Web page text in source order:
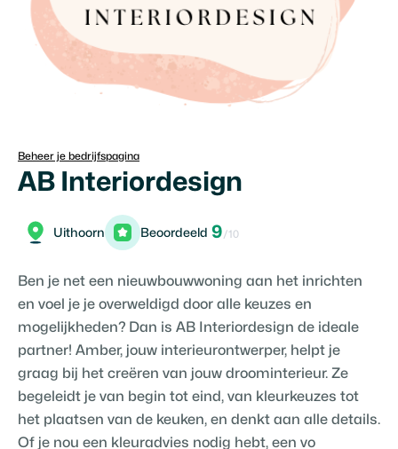
Beheer je bedrijfspagina
AB Interiordesign
Uithoorn Beoordeeld 9/10
Ben je net een nieuwbouwwoning aan het inrichten
en voel je je overweldigd door alle keuzes en
mogelijkheden? Dan is AB Interiordesign de ideale
partner! Amber, jouw interieurontwerper, helpt je
graag bij het creëren van jouw droominterieur. Ze
begeleidt je van begin tot eind, van kleurkeuzes tot
het plaatsen van de keuken, en denkt aan alle details.
Of je nou een kleuradvies nodig hebt, een vo